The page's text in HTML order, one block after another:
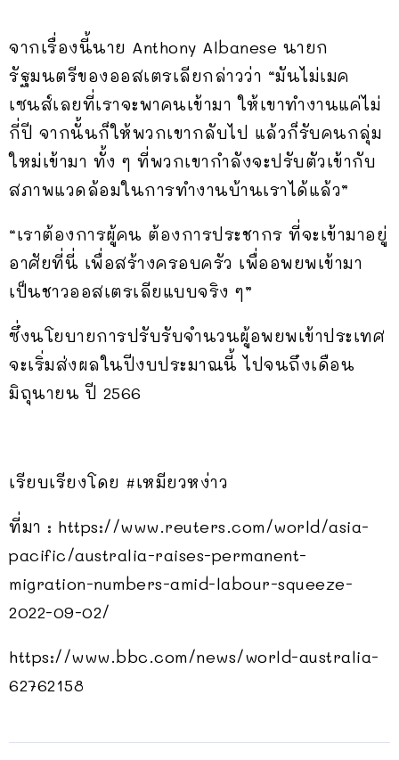
จากเรื่องนี้นาย Anthony Albanese นายก
รัฐมนตรีของออสเตรเลียกล่าวว่า “มันไม่เมค
เซนส์เลยที่เราจะพาคนเข้ามา ให้เขาทำงานแค่ไม่
กี่ปี จากนั้นก็ให้พวกเขากลับไป แล้วก็รับคนกลุ่ม
ใหม่เข้ามา ทั้ง ๆ ที่พวกเขากำลังจะปรับตัวเข้ากับ
สภาพแวดล้อมในการทำงานบ้านเราได้แล้ว”
“เราต้องการผู้คน ต้องการประชากร ที่จะเข้ามาอยู่
อาศัยที่นี่ เพื่อสร้างครอบครัว เพื่ออพยพเข้ามา
เป็นชาวออสเตรเลียแบบจริง ๆ”
ซึ่งนโยบายการปรับรับจำนวนผู้อพยพเข้าประเทศ
จะเริ่มส่งผลในปีงบประมาณนี้ ไปจนถึงเดือน
มิถุนายน ปี 2566
เรียบเรียงโดย #เหมียวหง่าว
ที่มา : https://www.reuters.com/world/asia-
pacific/australia-raises-permanent-
migration-numbers-amid-labour-squeeze-
2022-09-02/
https://www.bbc.com/news/world-australia-
62762158